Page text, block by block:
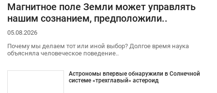
Магнитное поле Земли может управлять
нашим сознанием, предположили..
05.08.2026
Почему мы делаем тот или иной выбор? Долгое время наука
объясняла человеческое поведение..
Астрономы впервые обнаружили в Солнечной
системе «трехглавый» астероид